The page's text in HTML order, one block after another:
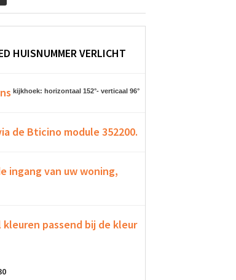
HUISNUMMER VERLICHT
kijkhoek: horizontaal 152°- verticaal 96°
de Bticino module 352200.
ingang van uw woning,
passend bij de kleur